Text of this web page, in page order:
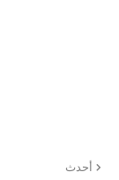
أحدث